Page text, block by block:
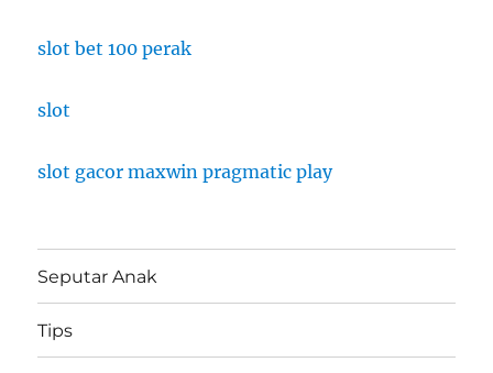
slot bet 100 perak
slot
slot gacor maxwin pragmatic play
Seputar Anak
Tips